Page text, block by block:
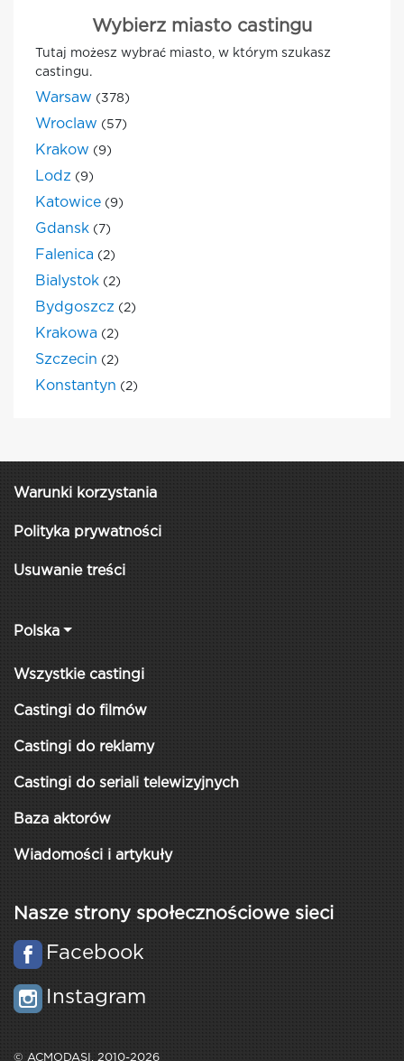
Wybierz miasto castingu
Tutaj możesz wybrać miasto, w którym szukasz
castingu.
Warsaw (378)
Wroclaw (57)
Krakow (9)
Lodz (9)
Katowice (9)
Gdansk (7)
Falenica (2)
Bialystok (2)
Bydgoszcz (2)
Krakowa (2)
Szczecin (2)
Konstantyn (2)
Warunki korzystania
Polityka prywatności
Usuwanie treści
Polska
Wszystkie castingi
Castingi do filmów
Castingi do reklamy
Castingi do seriali telewizyjnych
Baza aktorów
Wiadomości i artykuły
Nasze strony społecznościowe sieci
Facebook
Instagram
© ACMODASI, 2010-2026